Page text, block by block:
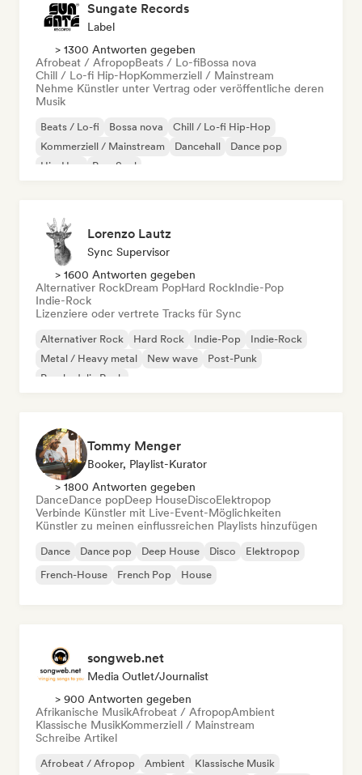
Sungate Records
Label
> 1300 Antworten gegeben
Afrobeat / AfropopBeats / Lo-fiBossa nova
Chill / Lo-fi Hip-HopKommerziell / Mainstream
Nehme Künstler unter Vertrag oder veröffentliche deren
Musik
Beats / Lo-fi Bossa nova
Chill / Lo-fi Hip-Hop
Kommerziell / Mainstream
Dancehall
Dance pop
Hip-Hop
Pop-Soul
Lorenzo Lautz
Sync Supervisor
> 1600 Antworten gegeben
Alternativer RockDream PopHard RockIndie-Pop
Indie-Rock
Lizenziere oder vertrete Tracks für Sync
Alternativer Rock Hard Rock Indie-Pop
Indie-Rock
Metal / Heavy metal
New wave
Post-Punk
Psychedelic Rock
Tommy Menger
Booker, Playlist-Kurator
> 1800 Antworten gegeben
DanceDance popDeep HouseDiscoElektropop
Verbinde Künstler mit Live-Event-Möglichkeiten
Künstler zu meinen einflussreichen Playlists hinzufügen
Dance Dance pop Deep House Disco
Elektropop
French-House
French Pop House
songweb.net
Media Outlet/Journalist
> 900 Antworten gegeben
Afrikanische MusikAfrobeat / AfropopAmbient
Klassische MusikKommerziell / Mainstream
Schreibe Artikel
Afrobeat / Afropop Ambient
Klassische Musik